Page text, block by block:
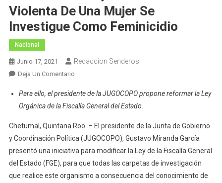
Violenta De Una Mujer Se
Investigue Como Feminicidio
Nacional
Junio 17, 2021 Redaccion Senderos
Deja Un ComentarioEn
Gustavo
Miranda
Para
Que
Muerte
Violenta
De
Para ello, el presidente de la JUGOCOPO propone reformar la Ley
Orgánica de la Fiscalía General del Estado.
Chetumal, Quintana Roo. – El presidente de la Junta de Gobierno
y Coordinación Política (JUGOCOPO), Gustavo Miranda García
presentó una iniciativa para modificar la Ley de la Fiscalía General
del Estado (FGE), para que todas las carpetas de investigación
que realice este organismo a consecuencia del conocimiento de